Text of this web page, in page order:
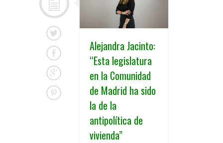
Alejandra Jacinto:
“Esta legislatura
en la Comunidad
de Madrid ha sido
la de la
antipolítica de
vivienda”